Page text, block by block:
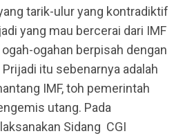
tarik-ulur yang kontradiktif
yang mau bercerai dari IMF
ogahan berpisah dengan
itu sebenarnya adalah
IMF, toh pemerintah
utang. Pada
Sidang CGI